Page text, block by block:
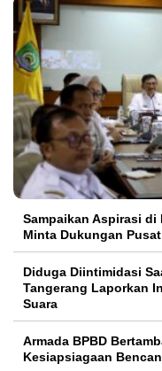
Sampaikan Aspirasi di
Minta Dukungan Pusat
Diduga Diintimidasi
Tangerang Laporkan
Suara
Armada BPBD
Kesiapsiagaan